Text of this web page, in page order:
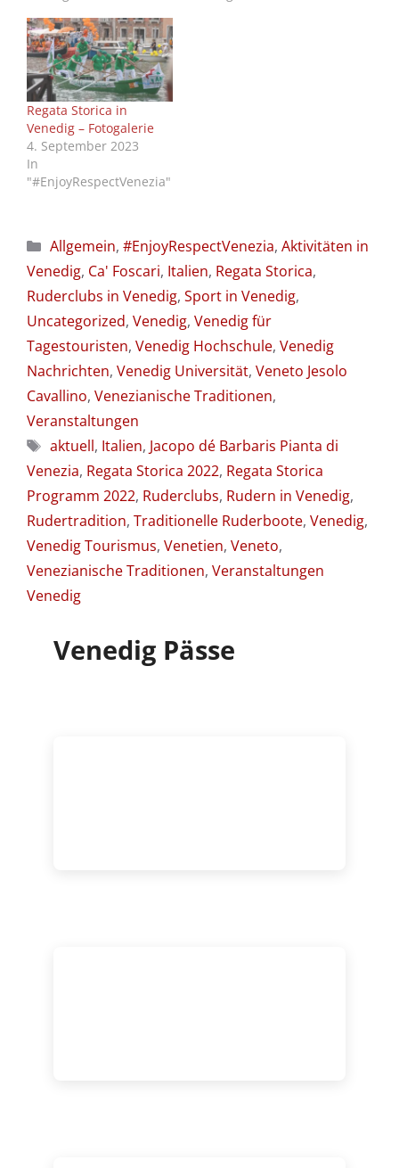
Regata Storica in
Venedig – Fotogalerie
4. September 2023
In
"#EnjoyRespectVenezia"
Kategorien
Allgemein, #EnjoyRespectVenezia, Aktivitäten in
Venedig, Ca' Foscari, Italien, Regata Storica,
Ruderclubs in Venedig, Sport in Venedig,
Uncategorized, Venedig, Venedig für
Tagestouristen, Venedig Hochschule, Venedig
Nachrichten, Venedig Universität, Veneto Jesolo
Cavallino, Venezianische Traditionen,
Veranstaltungen
Schlagwörter
aktuell, Italien, Jacopo dé Barbaris Pianta di
Venezia, Regata Storica 2022, Regata Storica
Programm 2022, Ruderclubs, Rudern in Venedig,
Rudertradition, Traditionelle Ruderboote, Venedig,
Venedig Tourismus, Venetien, Veneto,
Venezianische Traditionen, Veranstaltungen
Venedig
Venedig Pässe